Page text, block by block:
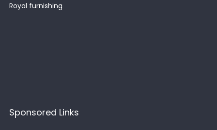
Royal furnishing
Sponsored Links